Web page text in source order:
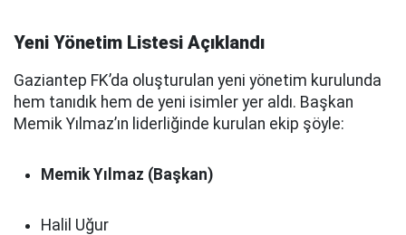
Yeni Yönetim Listesi Açıklandı
Gaziantep FK’da oluşturulan yeni yönetim kurulunda
hem tanıdık hem de yeni isimler yer aldı. Başkan
Memik Yılmaz’ın liderliğinde kurulan ekip şöyle:
Memik Yılmaz (Başkan)
Halil Uğur